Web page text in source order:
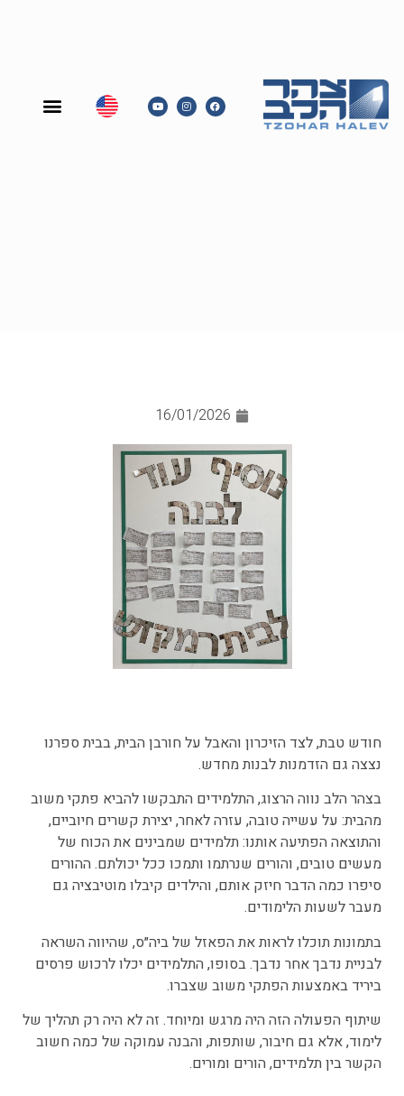
16/01/2026
חודש טבת, לצד הזיכרון והאבל על חורבן הבית, בבית ספרנו
נצצה גם הזדמנות לבנות מחדש.
בצהר הלב נווה הרצוג, התלמידים התבקשו להביא פתקי משוב
מהבית: על עשייה טובה, עזרה לאחר, יצירת קשרים חיוביים,
והתוצאה הפתיעה אותנו: תלמידים שמבינים את הכוח של
מעשים טובים, והורים שנרתמו ותמכו ככל יכולתם. ההורים
סיפרו כמה הדבר חיזק אותם, והילדים קיבלו מוטיבציה גם
מעבר לשעות הלימודים.
בתמונות תוכלו לראות את הפאזל של ביה״ס, שהיווה השראה
לבניית נדבך אחר נדבך. בסופו, התלמידים יכלו לרכוש פרסים
ביריד באמצעות הפתקי משוב שצברו.
שיתוף הפעולה הזה היה מרגש ומיוחד. זה לא היה רק תהליך של
לימוד, אלא גם חיבור, שותפות, והבנה עמוקה של כמה חשוב
הקשר בין תלמידים, הורים ומורים.